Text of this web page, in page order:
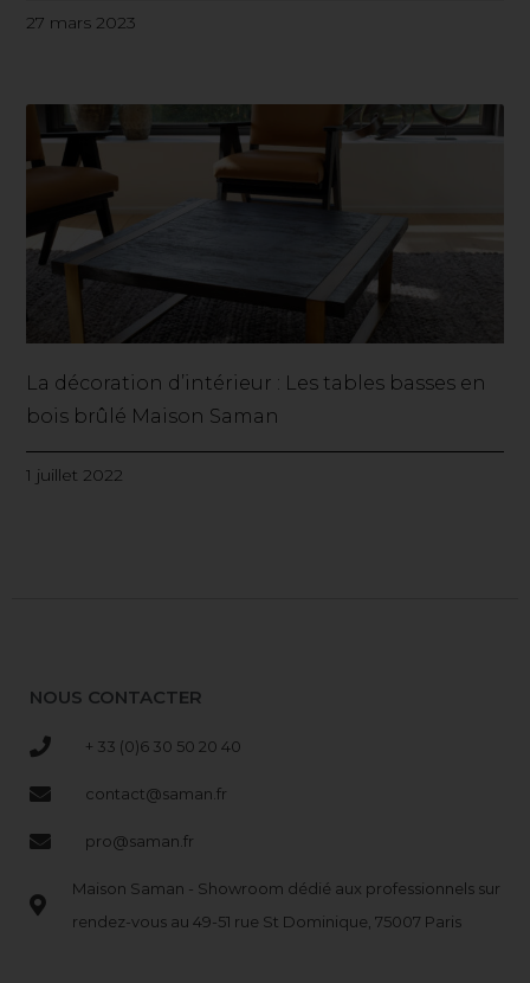
27 mars 2023
La décoration d’intérieur : Les tables basses en
bois brûlé Maison Saman
1 juillet 2022
NOUS CONTACTER
+ 33 (0)6 30 50 20 40
contact@saman.fr
pro@saman.fr
Maison Saman - Showroom dédié aux professionnels sur
rendez-vous au 49-51 rue St Dominique, 75007 Paris